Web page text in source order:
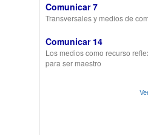
Comunicar 7
Transversales y medios de
Comunicar 14
Los medios como recurso
para ser maestro